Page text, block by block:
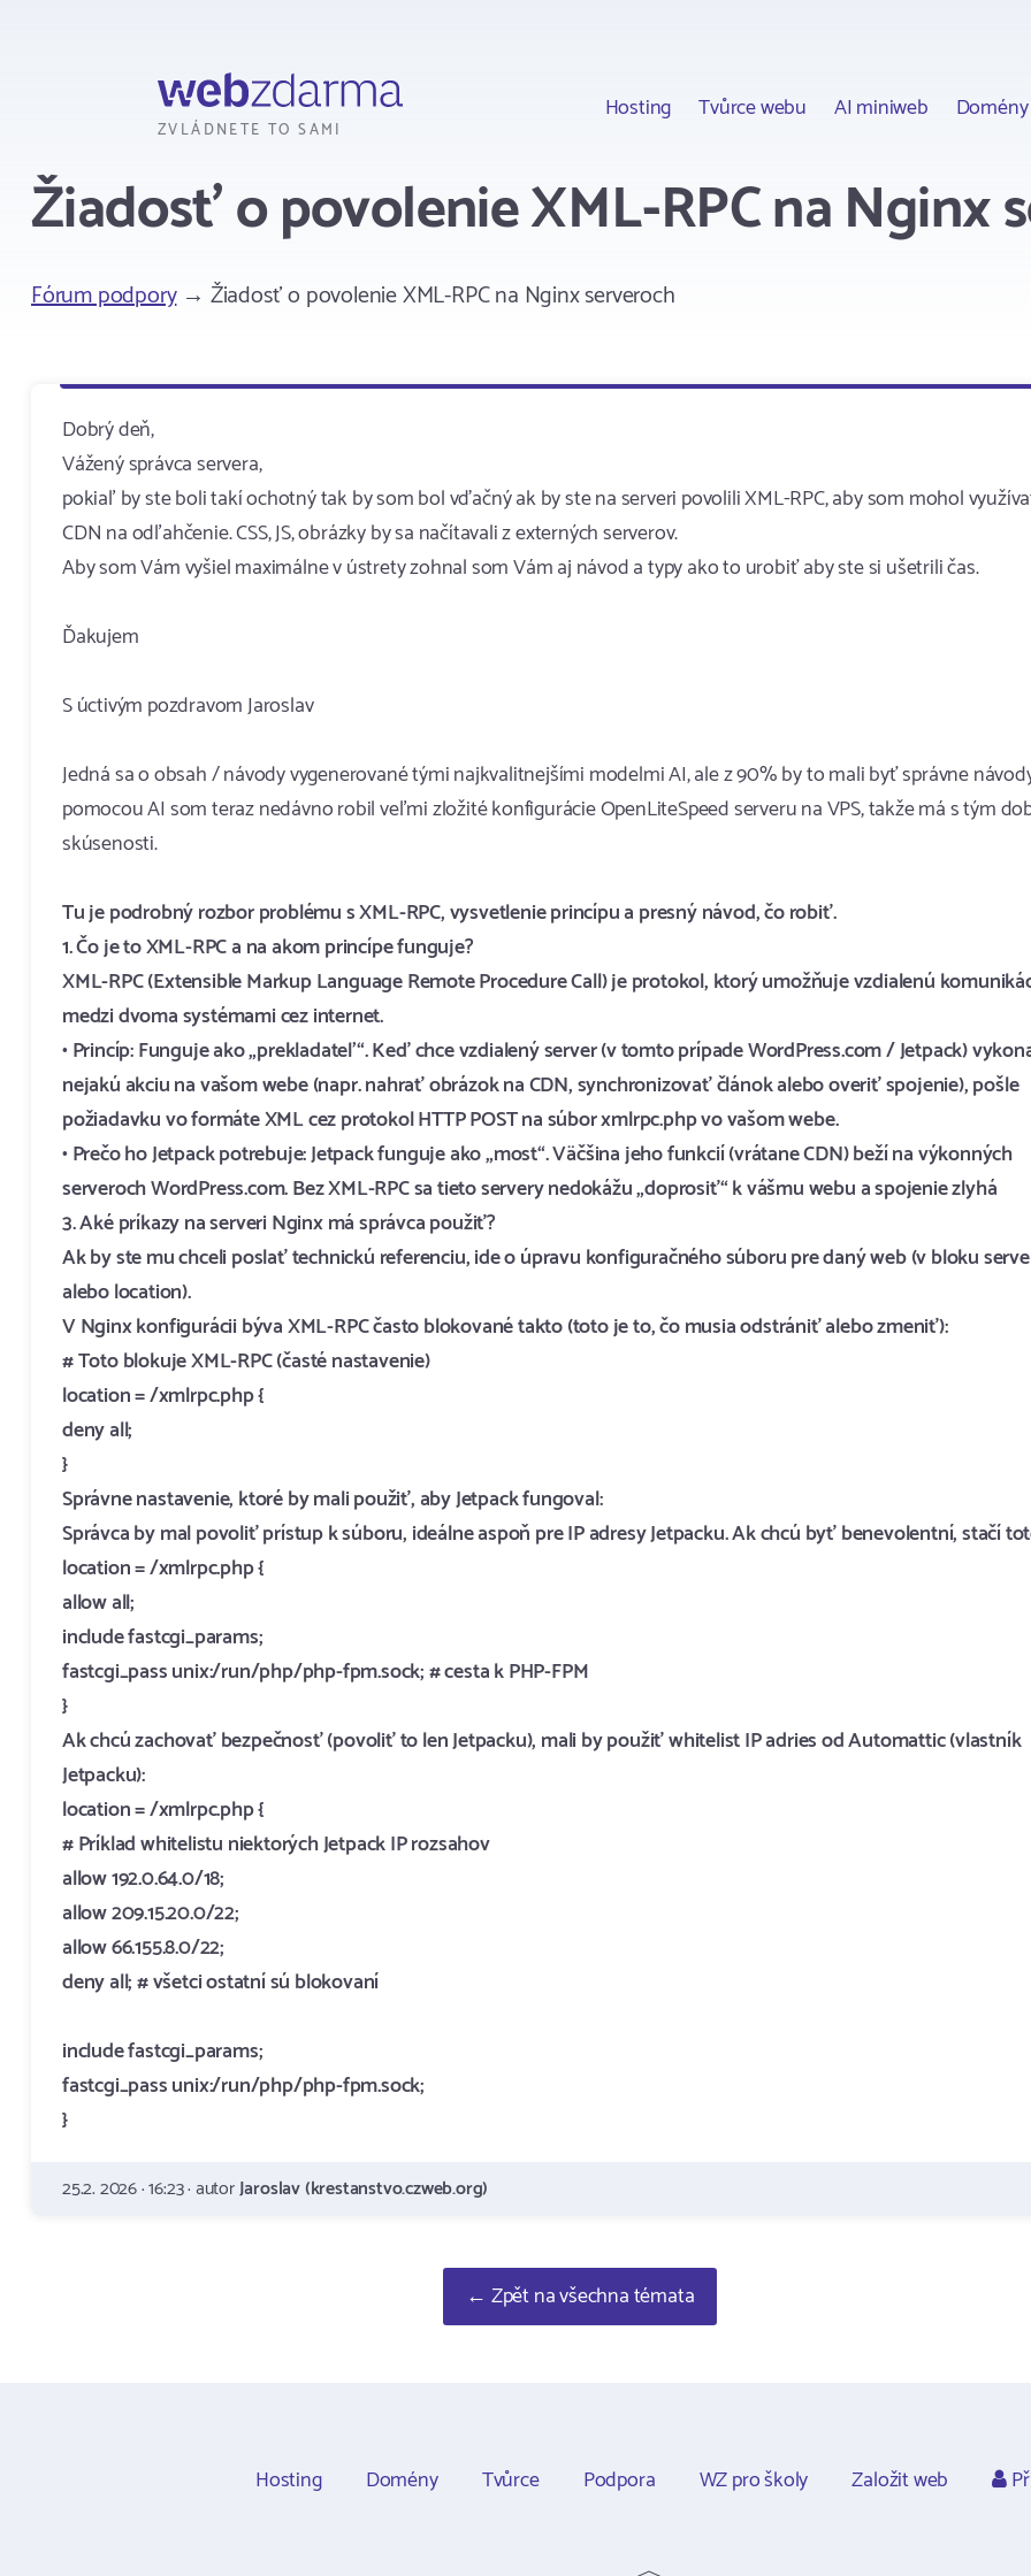
ZVLÁDNETE TO SAMI
Hosting Tvůrce webu AI miniweb Domény
Žiadosť o povolenie XML-RPC na Nginx
Fórum podpory→ Žiadosť o povolenie XML-RPC na Nginx serveroch
Dobrý deň,
Vážený správca servera,
pokiaľ by ste boli takí ochotný tak by som bol vďačný ak by ste na serveri povolili XML-RPC, aby som mohol
CDN na odľahčenie. CSS, JS, obrázky by sa načítavali z externých serverov.
Aby som Vám vyšiel maximálne v ústrety zohnal som Vám aj návod a typy ako to urobiť aby ste si ušetrili čas.
Ďakujem
S úctivým pozdravom Jaroslav
Jedná sa o obsah / návody vygenerované tými najkvalitnejšími modelmi AI, ale z 90% by to mali byť správne
pomocou AI som teraz nedávno robil veľmi zložité konfigurácie OpenLiteSpeed serveru na VPS, takže má s tým
skúsenosti.
Tu je podrobný rozbor problému s XML-RPC, vysvetlenie princípu a presný návod, čo robiť.
1. Čo je to XML-RPC a na akom princípe funguje?
XML-RPC (Extensible Markup Language Remote Procedure Call) je protokol, ktorý umožňuje vzdialenú
medzi dvoma systémami cez internet.
• Princíp: Funguje ako „prekladateľ“. Keď chce vzdialený server (v tomto prípade WordPress.com / Jetpack)
nejakú akciu na vašom webe (napr. nahrať obrázok na CDN, synchronizovať článok alebo overiť spojenie), pošle
požiadavku vo formáte XML cez protokol HTTP POST na súbor xmlrpc.php vo vašom webe.
• Prečo ho Jetpack potrebuje: Jetpack funguje ako „most“. Väčšina jeho funkcií (vrátane CDN) beží na výkonných
serveroch WordPress.com. Bez XML-RPC sa tieto servery nedokážu „doprosiť“ k vášmu webu a spojenie zlyhá
3. Aké príkazy na serveri Nginx má správca použiť?
Ak by ste mu chceli poslať technickú referenciu, ide o úpravu konfiguračného súboru pre daný web (v bloku
alebo location).
V Nginx konfigurácii býva XML-RPC často blokované takto (toto je to, čo musia odstrániť alebo zmeniť):
# Toto blokuje XML-RPC (časté nastavenie)
location = /xmlrpc.php {
deny all;
}
Správne nastavenie, ktoré by mali použiť, aby Jetpack fungoval:
Správca by mal povoliť prístup k súboru, ideálne aspoň pre IP adresy Jetpacku. Ak chcú byť benevolentní, stačí
location = /xmlrpc.php {
allow all;
include fastcgi_params;
fastcgi_pass unix:/run/php/php-fpm.sock; # cesta k PHP-FPM
}
Ak chcú zachovať bezpečnosť (povoliť to len Jetpacku), mali by použiť whitelist IP adries od Automattic (vlastník
Jetpacku):
location = /xmlrpc.php {
# Príklad whitelistu niektorých Jetpack IP rozsahov
allow 192.0.64.0/18;
allow 209.15.20.0/22;
allow 66.155.8.0/22;
deny all; # všetci ostatní sú blokovaní
include fastcgi_params;
fastcgi_pass unix:/run/php/php-fpm.sock;
}
25.2. 2026 · 16:23 · autorJaroslav (krestanstvo.czweb.org)
← Zpět na všechna témata
Hosting Domény Tvůrce Podpora WZ pro školy Založit web